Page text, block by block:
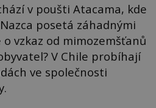
v poušti Atacama, kde
posetá záhadnými
vzkaz od mimozemšťanů
V Chile probíhají
ve společnosti